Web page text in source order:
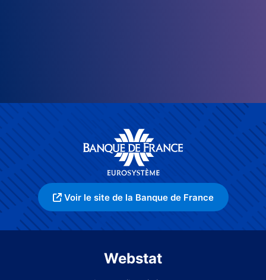
Voir le site de la Banque de France
Webstat